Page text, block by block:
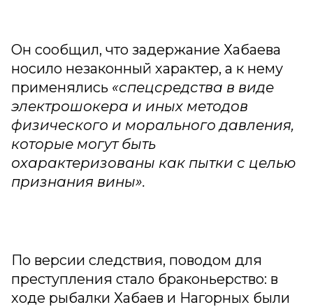
Он сообщил, что задержание Хабаева
носило незаконный характер, а к нему
применялись «спецсредства в виде
электрошокера и иных методов
физического и морального давления,
которые могут быть
охарактеризованы как пытки с целью
признания вины».
По версии следствия, поводом для
преступления стало браконьерство: в
ходе рыбалки Хабаев и Нагорных были